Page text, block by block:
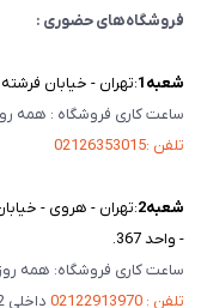
فروشگاه‌های حضوری :
شعبه‌1 :تهران - خیابان
ساعت کاری فروشگاه : همه روزه / 10 صبح الی
تلفن :02126353015
شعبه‌2 :تهران - هروی -
- واحد 367.
ساعت کاری فروشگاه: همه روزه / 10 صبح الی
تلفن : 02122913970
داخلی 502